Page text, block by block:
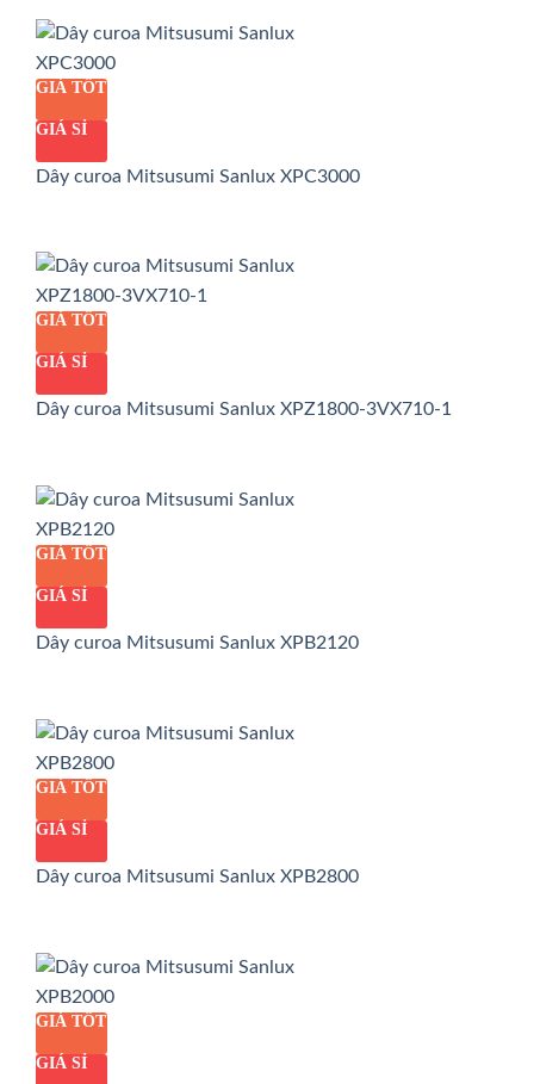
GIÁ TỐT
GIÁ SỈ
Dây curoa Mitsusumi Sanlux XPC3000
GIÁ TỐT
GIÁ SỈ
Dây curoa Mitsusumi Sanlux XPZ1800-3VX710-1
GIÁ TỐT
GIÁ SỈ
Dây curoa Mitsusumi Sanlux XPB2120
GIÁ TỐT
GIÁ SỈ
Dây curoa Mitsusumi Sanlux XPB2800
GIÁ TỐT
GIÁ SỈ